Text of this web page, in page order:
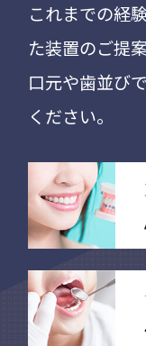
これまでの経
た装置のご提
口元や歯並び
ください。